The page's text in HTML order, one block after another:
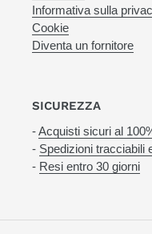
Informativa sulla
Cookie
Diventa un fornitore
SICUREZZA
-Acquisti sicuri al
- Spedizioni tracciabili
- Resi entro 30 giorni